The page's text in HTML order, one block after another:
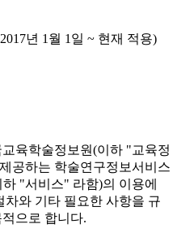
년 1월 1일 ~ 현재 적용)
육학술정보원(이하 "교육정
공하는 학술연구정보서비스
"서비스" 라함)의 이용에
차와 기타 필요한 사항을 규
으로 합니다.